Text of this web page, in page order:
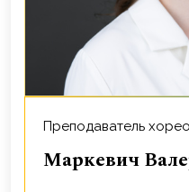
Преподаватель
Маркевич